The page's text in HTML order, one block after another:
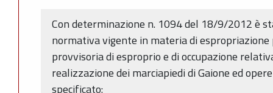
Con determinazione n. 1094 del 18/9/2012 è
normativa vigente in materia di
provvisoria di esproprio e di occupazione
realizzazione dei marciapiedi di Gaione ed
specificato: